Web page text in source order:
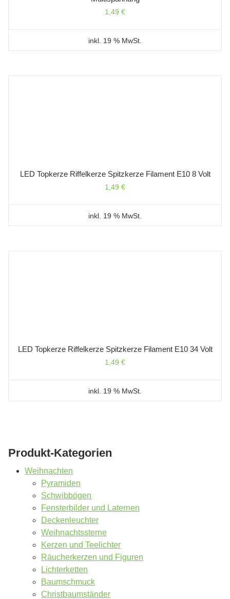
1,49 €
inkl. 19 % MwSt.
LED Topkerze Riffelkerze Spitzkerze Filament E10 8 Volt
1,49 €
inkl. 19 % MwSt.
LED Topkerze Riffelkerze Spitzkerze Filament E10 34 Volt
1,49 €
inkl. 19 % MwSt.
Produkt-Kategorien
Weihnachten
Pyramiden
Schwibbögen
Fensterbilder und Laternen
Deckenleuchter
Weihnachtssterne
Kerzen und Teelichter
Räucherkerzen und Figuren
Lichterketten
Baumschmuck
Christbaumständer